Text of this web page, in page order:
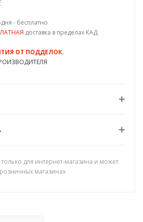
- бесплатно
доставка в пределах КАД
ОТ ПОДДЕЛОК.
только для интернет-магазина и может
магазинах